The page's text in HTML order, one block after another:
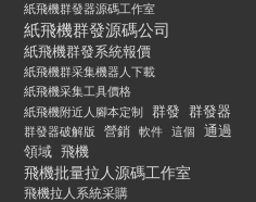
紙飛機群發器源碼工作室
紙飛機群發源碼公司
紙飛機群發系統報價
紙飛機群采集機器人下載
紙飛機采集工具價格
紙飛機附近人腳本定制
群發 群發器
群發器破解版 營銷 軟件 這個
通過
領域 飛機
飛機批量拉人源碼工作室
飛機拉人系統采購